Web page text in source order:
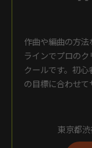
作曲や編曲の方
ラインでプロの
クールです。初
の目標に合わせて
東京都